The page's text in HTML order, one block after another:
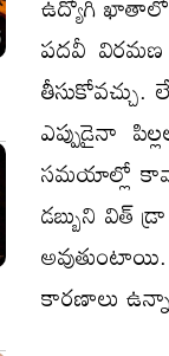
పదవీ
ఎప్పుడైనా
సమయాల్లో
డబ్బుని విత్
కారణాలు